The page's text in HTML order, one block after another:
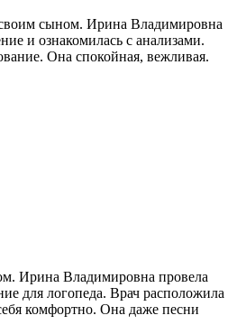
сыном. Ирина Владимировна
и ознакомилась с анализами.
Она спокойная, вежливая.
Ирина Владимировна провела
для логопеда. Врач расположила
комфортно. Она даже песни